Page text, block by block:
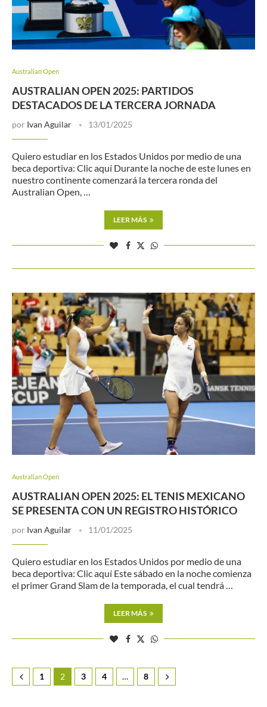
Australian Open
AUSTRALIAN OPEN 2025: PARTIDOS
DESTACADOS DE LA TERCERA JORNADA
por Ivan Aguilar 13/01/2025
Quiero estudiar en los Estados Unidos por medio de una
beca deportiva: Clic aquí Durante la noche de este lunes en
nuestro continente comenzará la tercera ronda del
Australian Open, …
LEER MÁS
Australian Open
AUSTRALIAN OPEN 2025: EL TENIS MEXICANO
SE PRESENTA CON UN REGISTRO HISTÓRICO
por Ivan Aguilar 11/01/2025
Quiero estudiar en los Estados Unidos por medio de una
beca deportiva: Clic aquí Este sábado en la noche comienza
el primer Grand Slam de la temporada, el cual tendrá …
LEER MÁS
1 2 3 4 … 8